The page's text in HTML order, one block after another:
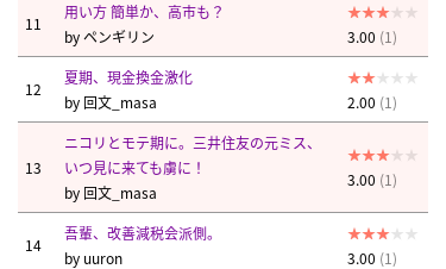
11
用い方 簡単か、高市も？
byペンギリン 3.00 (1)
12
夏期、現金換金激化
by 回文_masa 2.00 (1)
13
ニコリとモテ期に。三井住友の元ミス、
いつ見に来ても虜に！
by 回文_masa
3.00 (1)
14
吾輩、改善減税会派側。
by uuron 3.00 (1)